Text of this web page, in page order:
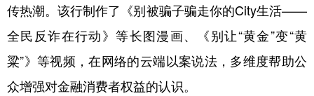
传热潮。该行制作了《别被骗子骗走你的City生活——
全民反诈在行动》等长图漫画、《别让“黄金”变“黄
粱”》等视频，在网络的云端以案说法，多维度帮助公
众增强对金融消费者权益的认识。